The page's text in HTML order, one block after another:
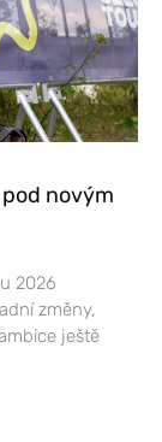
novým
2026
změny,
ještě